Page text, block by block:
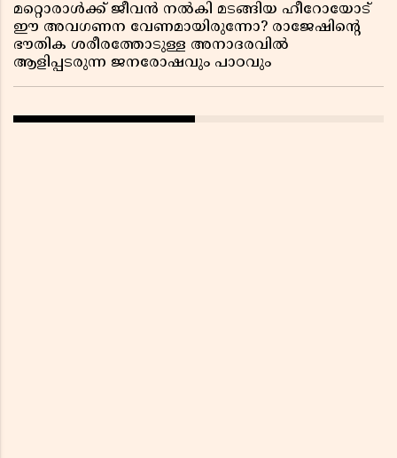
മറ്റൊരാൾക്ക് ജീവൻ നൽകി മടങ്ങിയ ഹീറോയോട്
ഈ അവഗണന വേണമായിരുന്നോ? രാജേഷിൻ്റെ
ഭൗതിക ശരീരത്തോടുള്ള അനാദരവിൽ
ആളിപ്പടരുന്ന ജനരോഷവും പാഠവും